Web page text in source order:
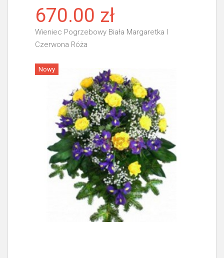
670.00 zł
Wieniec Pogrzebowy Biała Margaretka I
Czerwona Róża
Więcej
Nowy